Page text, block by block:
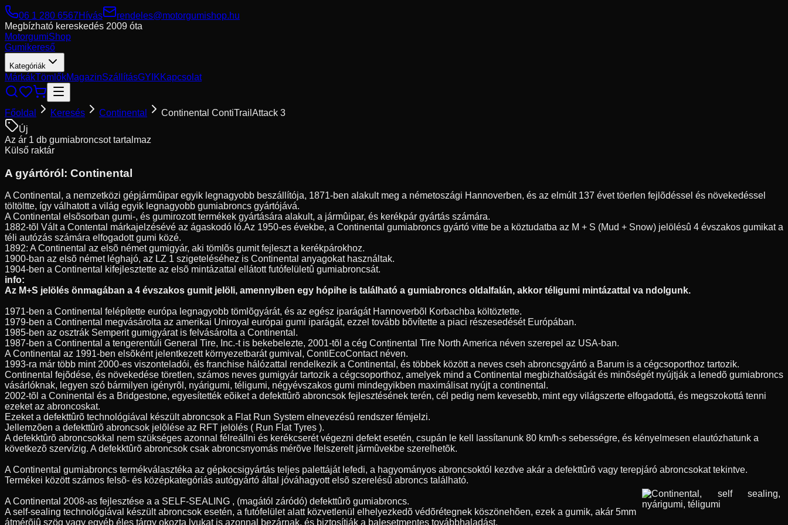
06 1 280 6567Hívás
rendeles@motorgumishop.hu
Megbízható kereskedés 2009 óta
MotorgumiShop
Gumikereső
Kategóriák
MárkákTömlőkMagazinSzállításGYIKKapcsolat
Főoldal Keresés Continental
Continental ContiTrailAttack 3
Új
Az ár 1 db gumiabroncsot tartalmaz
Külső raktár
A gyártóról: Continental
A Continental, a nemzetközi gépjármûipar egyik legnagyobb beszállítója, 1871-ben alakult meg a németoszági Hannoverben, és az elmúlt 137 évet töerlen fejlõdéssel és növekedéssel
töltöltte, így válhatott a világ egyik legnagyobb gumiabroncs gyártójává.
A Continental elsõsorban gumi-, és gumirozott termékek gyártására alakult, a jármûipar, és kerékpár gyártás számára.
1882-tõl Vált a Contental márkajelzésévé az ágaskodó ló.Az 1950-es évekbe, a Continental gumiabroncs gyártó vitte be a köztudatba az M + S (Mud + Snow) jelölésû 4 évszakos gumikat a
téli autózás számára elfogadott gumi közé.
1892: A Continental az elsõ német gumigyár, aki tömlõs gumit fejleszt a kerékpárokhoz.
1900-ban az elsõ német léghajó, az LZ 1 szigeteléséhez is Continental anyagokat használtak.
1904-ben a Continental kifejlesztette az elsõ mintázattal ellátott futófelületû gumiabroncsát.
info:
Az M+S jelölés önmagában a 4 évszakos gumit jelöli, amennyiben egy hópihe is található a gumiabroncs oldalfalán, akkor téligumi mintázattal va ndolgunk.
1971-ben a Continental felépítette európa legnagyobb tömlõgyárát, és az egész iparágát Hannoverbõl Korbachba költöztette.
1979-ben a Continental megvásárolta az amerikai Uniroyal európai gumi iparágát, ezzel tovább bõvítette a piaci részesedését Európában.
1985-ben az osztrák Semperit gumigyárat is felvásárolta a Continental.
1987-ben a Continental a tengerentúli General Tire, Inc.-t is bekebelezte, 2001-tõl a cég Continental Tire North America néven szerepel az USA-ban.
A Continental az 1991-ben elsõként jelentkezett környezetbarát gumival, ContiEcoContact néven.
1993-ra már több mint 2000-es viszonteladói, és franchise hálózattal rendelkezik a Continental, és többek között a neves cseh abroncsgyártó a Barum is a cégcsoporthoz tartozik.
Continental fejõdése, és növekedése töretlen, számos neves gumigyár tartozik a cégcsoporthoz, amelyek mind a Continental megbizhatóságát és minõségét nyújtják a lenedõ gumiabroncs
vásárlóknak, legyen szó bármilyen igényrõl, nyárigumi, téligumi, négyévszakos gumi mindegyikben maximálisat nyújt a continental.
2002-tõl a Coninental és a Bridgestone, egyesítették eõiket a defekttûrõ abroncsok fejlesztésének terén, cél pedig nem kevesebb, mint egy világszerte elfogadottá, és megszokottá tenni
ezeket az abroncoskat.
Ezeket a defekttûrõ technológiával készült abroncsok a Flat Run System elnevezésû rendszer fémjelzi.
Jellemzõen a defekttûrõ abroncsok jelõlése az RFT jelölés ( Run Flat Tyres ).
A defekktûrõ abroncsokkal nem szükséges azonnal félreállni és kerékcserét végezni defekt esetén, csupán le kell lassítanunk 80 km/h-s sebességre, és kényelmesen elautózhatunk a
következõ szervízig. A defekktûrõ abroncsok csak abroncsnyomás mérõve lfelszerelt jármûvekbe szerelhetõk.
A Continental gumiabroncs termékválasztéka az gépkocsigyártás teljes palettáját lefedi, a hagyományos abroncsoktól kezdve akár a defekttûrõ vagy terepjáró abroncsokat tekintve.
Termékei között számos felsõ- és középkategóriás autógyártó által jóváhagyott elsõ szerelésû abroncs található.
A Continental 2008-as fejlesztése a a SELF-SEALING , (magától záródó) defekttûrõ gumiabroncs.
A self-sealing technológiával készült abroncsok esetén, a futófelület alatt közvetlenül elhelyezkedõ védõrétegnek köszönehõen, ezek a gumik, akár 5mm
átmérõjû szög vagy egyéb éles tárgy okozta lyukat is azonnal bezárnak, és biztosítják a balesetmentes továbbhaladást.